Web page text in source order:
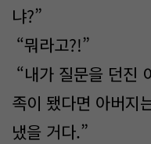
냐?”
“뭐라고?!”
“내가 질문을 던진
족이 됐다면 아버지
냈을 거다.”